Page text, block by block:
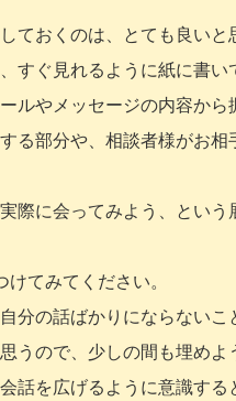
ておくのは、とても良いと
すぐ見れるように紙に書い
ルやメッセージの内容から
る部分や、相談者様がお
際に会ってみよう、という
てみてください。
分の話ばかりにならないこ
うので、少しの間も埋めよ
話を広げるように意識する